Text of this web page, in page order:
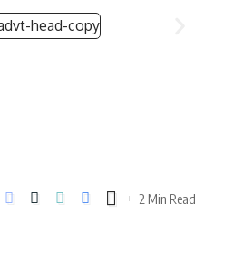
2 Min Read